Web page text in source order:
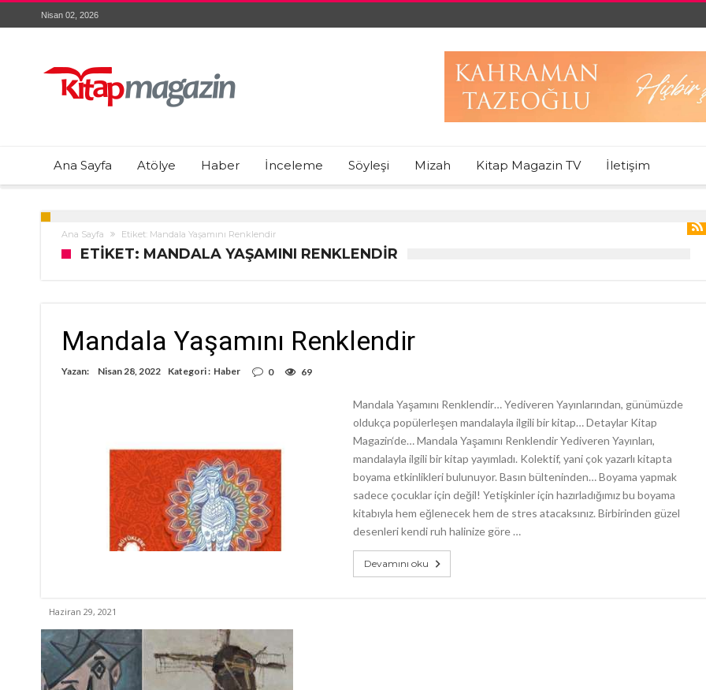
Nisan 02, 2026
Ana Sayfa Atölye Haber İnceleme Söyleşi Mizah Kitap Magazin TV İletişim
Ana Sayfa Etiket: Mandala Yaşamını Renklendir
ETIKET: MANDALA YAŞAMINI RENKLENDIR
Mandala Yaşamını Renklendir
Yazan: Nisan 28, 2022 Kategori : Haber 0 69
Mandala Yaşamını Renklendir… Yediveren Yayınlarından, günümüzde
oldukça popülerleşen mandalayla ilgili bir kitap… Detaylar Kitap
Magazin‘de… Mandala Yaşamını Renklendir Yediveren Yayınları,
mandalayla ilgili bir kitap yayımladı. Kolektif, yani çok yazarlı kitapta
boyama etkinlikleri bulunuyor. Basın bülteninden… Boyama yapmak
sadece çocuklar için değil! Yetişkinler için hazırladığımız bu boyama
kitabıyla hem eğlenecek hem de stres atacaksınız. Birbirinden güzel
desenleri kendi ruh halinize göre …
Devamını oku
Haziran 29, 2021